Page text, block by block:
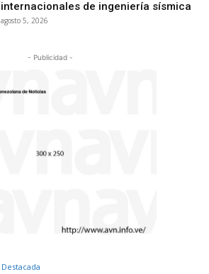
internacionales de ingeniería sísmica
agosto 5, 2026
- Publicidad -
Destacada